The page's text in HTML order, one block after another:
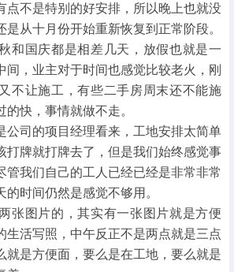
点不是特别的好安排，所以晚上也就没
是从十月份开始重新恢复到正常阶段。
和国庆都是相差几天，放假也就是一
间，业主对于时间也感觉比较老火，刚
不让施工，有些二手房周末还不能施
快，事情就做不走。
公司的项目经理看来，工地安排太简单
打牌就打牌去了，但是我们始终感觉事
管我们自己的工人已经已经是非常非常
的时间仍然是感觉不够用。
张图片的，其实有一张图片就是方便
生活写照，中午反正不是两点就是三点
就是方便面，要么是在工地，要么就是